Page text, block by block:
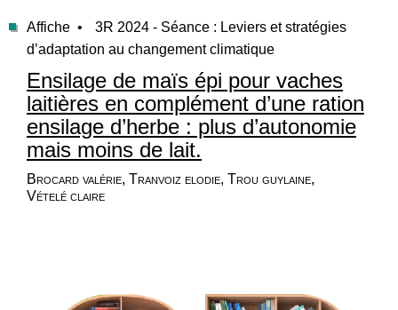
Affiche •
3R 2024 - Séance : Leviers et stratégies
d’adaptation au changement climatique
Ensilage de maïs épi pour vaches
laitières en complément d’une ration
ensilage d’herbe : plus d’autonomie
mais moins de lait.
Brocard valérie, Tranvoiz elodie, Trou guylaine,
Vételé claire